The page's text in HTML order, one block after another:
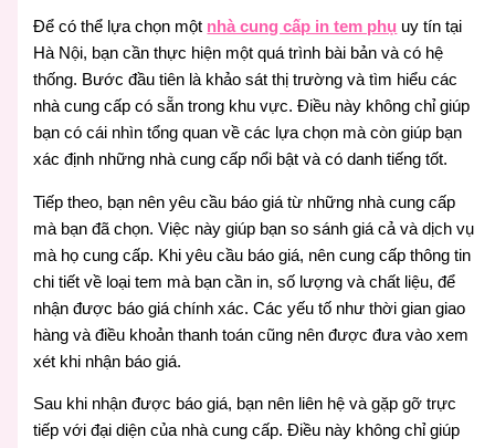
Để có thể lựa chọn một nhà cung cấp in tem phụ uy tín tại
Hà Nội, bạn cần thực hiện một quá trình bài bản và có hệ
thống. Bước đầu tiên là khảo sát thị trường và tìm hiểu các
nhà cung cấp có sẵn trong khu vực. Điều này không chỉ giúp
bạn có cái nhìn tổng quan về các lựa chọn mà còn giúp bạn
xác định những nhà cung cấp nổi bật và có danh tiếng tốt.
Tiếp theo, bạn nên yêu cầu báo giá từ những nhà cung cấp
mà bạn đã chọn. Việc này giúp bạn so sánh giá cả và dịch vụ
mà họ cung cấp. Khi yêu cầu báo giá, nên cung cấp thông tin
chi tiết về loại tem mà bạn cần in, số lượng và chất liệu, để
nhận được báo giá chính xác. Các yếu tố như thời gian giao
hàng và điều khoản thanh toán cũng nên được đưa vào xem
xét khi nhận báo giá.
Sau khi nhận được báo giá, bạn nên liên hệ và gặp gỡ trực
tiếp với đại diện của nhà cung cấp. Điều này không chỉ giúp